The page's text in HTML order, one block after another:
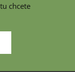
chcete